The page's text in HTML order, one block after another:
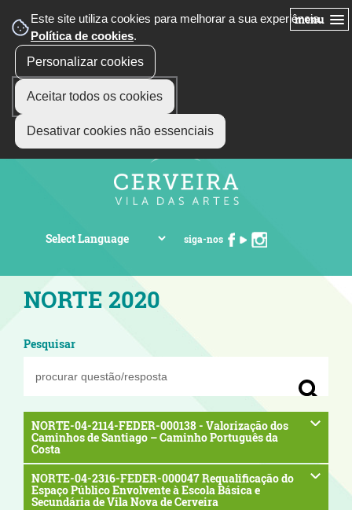
Este site utiliza cookies para melhorar a sua experiência.
Política de cookies.
Personalizar cookies
Aceitar todos os cookies
Desativar cookies não essenciais
menu
siga-nos
NORTE 2020
Pesquisar
NORTE-04-2114-FEDER-000138 - Valorização dos
Caminhos de Santiago – Caminho Português da
Costa
NORTE-04-2316-FEDER-000047 Requalificação do
Espaço Público Envolvente à Escola Básica e
Secundária de Vila Nova de Cerveira